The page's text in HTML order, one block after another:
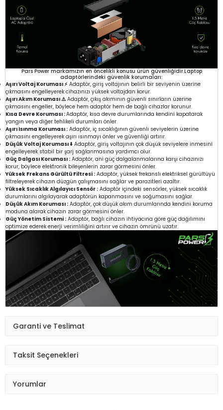
Pars Power markamızın en öncelikli konusu ürün güvenliğidir.Laptop
adaptörlerindeki güvenlik korumaları:
Aşırı Voltaj Koruması ⚡ Adaptör, giriş voltajının belirli bir seviyenin üzerine
çıkmasını engelleyerek cihazınızı yüksek voltajdan korur.
Aşırı Akım Koruması ⚠️Adaptör, çıkış akımının güvenli sınırların üzerine
çıkmasını engeller, böylece hem adaptör hem de bağlı cihazlar korunur.
Kısa Devre Koruması :Adaptör, kısa devre durumlarında kendini kapatarak
yangın veya diğer tehlikeli durumları önler.
Aşırı Isınma Koruması : Adaptör, iç sıcaklığının güvenli seviyelerin üzerine
çıkmasını engelleyerek aşırı ısınmayı önler ve güvenliği artırır.
Düşük Voltaj Koruması ⬇️ Adaptör, giriş voltajının çok düşük seviyelere inmesini
engelleyerek stabil bir şarj sağlanmasına yardımcı olur.
Güç Dalgası Koruması : Adaptör, ani güç dalgalanmalarına karşı cihazınızı
korur, böylece elektronik bileşenlerin zarar görmesini önler.
Yüksek Frekans Gürültü Filtresi : Adaptör, yüksek frekanslı elektriksel gürültüyü
filtreleyerek cihazın düzgün çalışmasını sağlar ve parazitleri azaltır.
Yüksek Sıcaklık Algılayıcı Sensör : Adaptör içindeki sensörler, yüksek sıcaklık
durumlarını algılayarak adaptörün kapanmasını ve soğumasını sağlar.
Düşük Akım Koruması : Adaptör, çok düşük akım durumlarında kendini koruma
moduna alarak cihazın zarar görmesini önler.
Güç Yönetim Sistemi : Adaptör, bağlı cihazın ihtiyacına göre güç dağılımını
optimize ederek enerji verimliliğini artırır ve cihazın ömrünü uzatır.
Garanti ve Teslimat
Taksit Seçenekleri
Yorumlar